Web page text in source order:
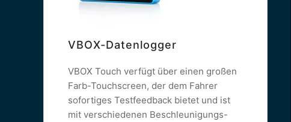
VBOX-Datenlogger
VBOX Touch verfügt über einen großen
Farb-Touchscreen, der dem Fahrer
sofortiges Testfeedback bietet und ist
mit verschiedenen Beschleunigungs-